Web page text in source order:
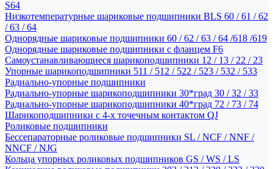
S64
Низкотемпературные шариковые подшипники BLS 60 / 61 / 62
/ 63 / 64
Однорядные шариковые подшипники 60 / 62 / 63 / 64 /618 /619
Однорядные шариковые подшипники с фланцем F6
Самоустанавливающиеся шарикоподшипники 12 / 13 / 22 / 23
Упорные шарикоподшипники 511 / 512 / 522 / 523 / 532 / 533
Радиально-упорные подшипники
Радиально-упорные шарикоподшипники 30*град 30 / 32 / 33
Радиально-упорные шарикоподшипники 40*град 72 / 73 / 74
Шарикоподшипники с 4-х точечным контактом QJ
Роликовые подшипники
Бессепараторные роликовые подшипники SL / NCF / NNF /
NNCF / NJG
Кольца упорных роликовых подшипников GS / WS / LS